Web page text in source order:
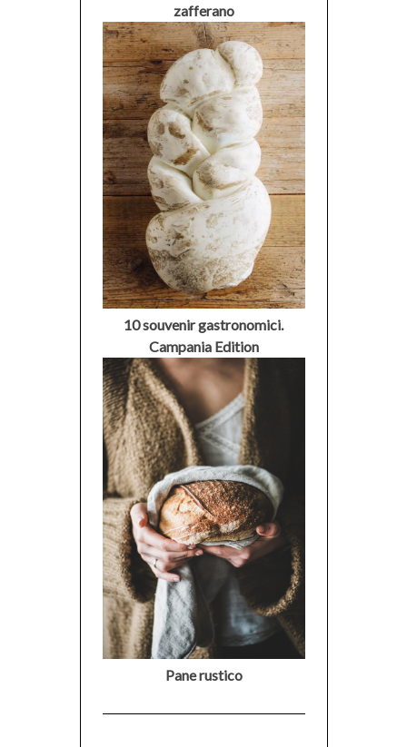
zafferano
10 souvenir gastronomici.
Campania Edition
Pane rustico